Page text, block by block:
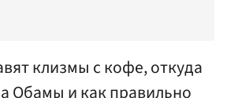
клизмы с кофе, откуда
Обамы и как правильно